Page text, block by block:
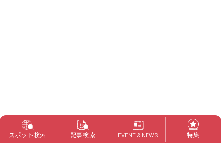
スポット検索 記事検索 EVENT & NEWS 特集